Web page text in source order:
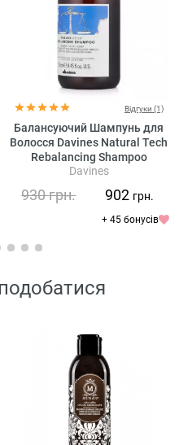
Відгуки (1)
Балансуючий Шампунь для
Волосся Davines Natural Tech
Rebalancing Shampoo
Davines
930грн. 902 грн.
+ 45 бонусів